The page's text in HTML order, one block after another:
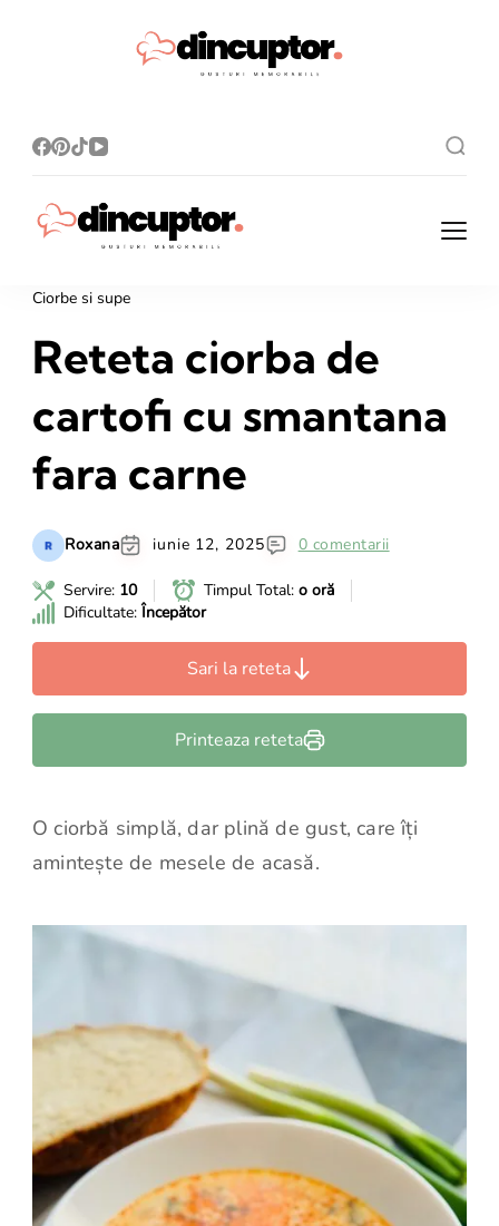
memorabile!
Dincuptor.ro
Rețete simple, gusturi
Ciorbe si supe
Reteta ciorba de
cartofi cu smantana
fara carne
Roxana iunie 12, 2025 0 comentarii
Servire: 10 Timpul Total: o oră
Dificultate:Începător
Sari la reteta
Printeaza reteta
O ciorbă simplă, dar plină de gust, care îți
amintește de mesele de acasă.